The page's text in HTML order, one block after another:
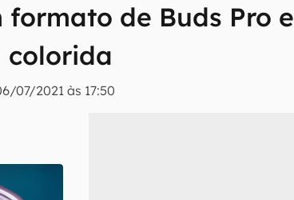
de Buds Pro e
colorida
07/2021 às 17:50
e reviews sobre tecnologia em primeira
se